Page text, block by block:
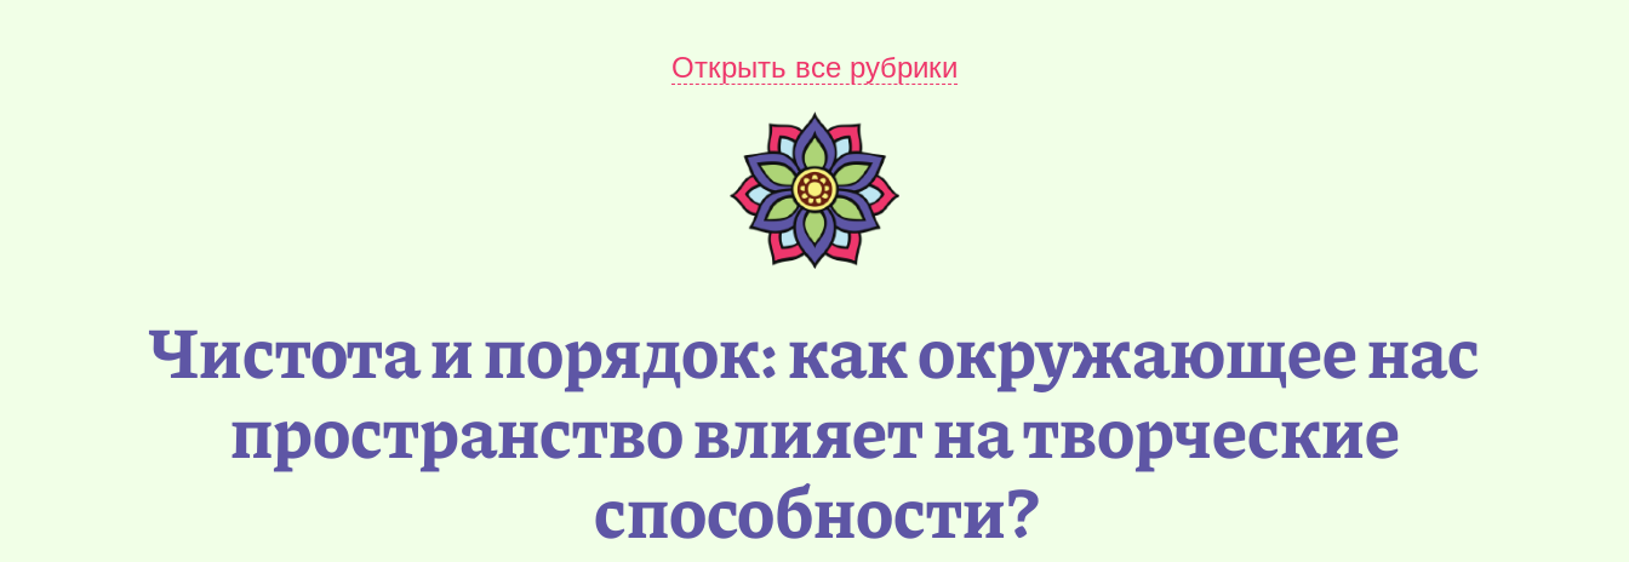
Открыть все рубрики
Чистота и порядок: как окружающее нас
пространство влияет на творческие
способности?